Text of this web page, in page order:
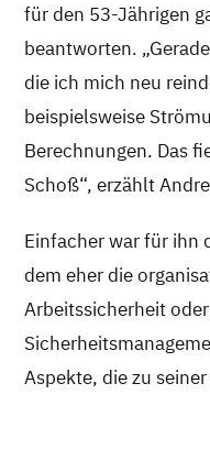
für den 53-Jährigen
beantworten.
die ich mich neu
beispielsweise
Berechnungen. Das
Schoß“, erzählt
Einfacher war für ihn
dem eher die
Arbeitssicherheit
Aspekte, die zu